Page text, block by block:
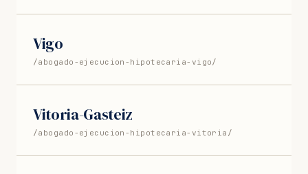
Vigo
/abogado-ejecucion-hipotecaria-vigo/
Vitoria-Gasteiz
/abogado-ejecucion-hipotecaria-vitoria/